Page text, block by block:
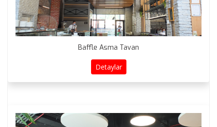
Baffle Asma Tavan
Detaylar